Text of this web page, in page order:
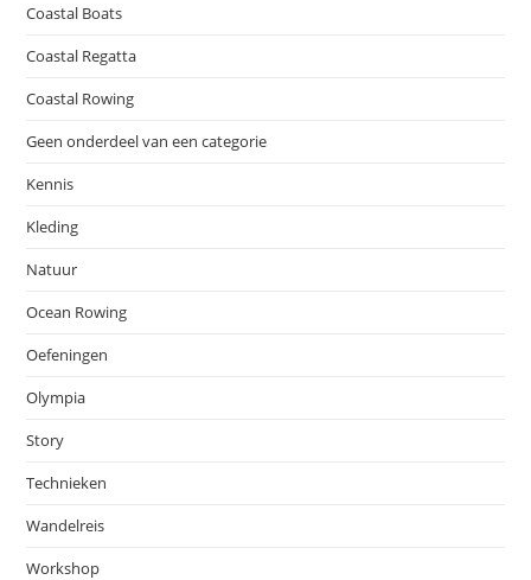
Coastal Boats
Coastal Regatta
Coastal Rowing
Geen onderdeel van een categorie
Kennis
Kleding
Natuur
Ocean Rowing
Oefeningen
Olympia
Story
Technieken
Wandelreis
Workshop